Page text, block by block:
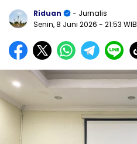
Riduan
- Jurnalis
Senin, 8 Juni 2026 - 21:53 WIB